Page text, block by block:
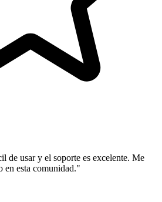
de usar y el soporte es excelente. Me
en esta comunidad."